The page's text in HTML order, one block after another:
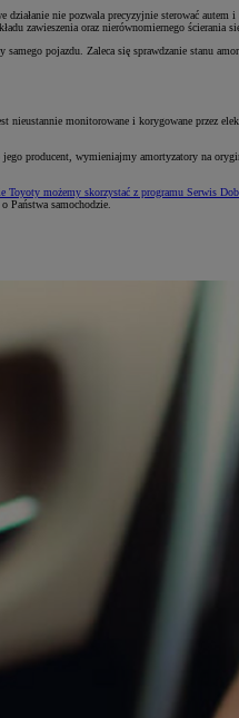
nie pozwala precyzyjnie sterować
zawieszenia oraz nierównomiernego ścierania
pojazdu. Zaleca się sprawdzanie stanu
nieustannie monitorowane i korygowane przez
producent, wymieniajmy amortyzatory na
Toyoty możemy skorzystać z programu Serwis
Państwa samochodzie.